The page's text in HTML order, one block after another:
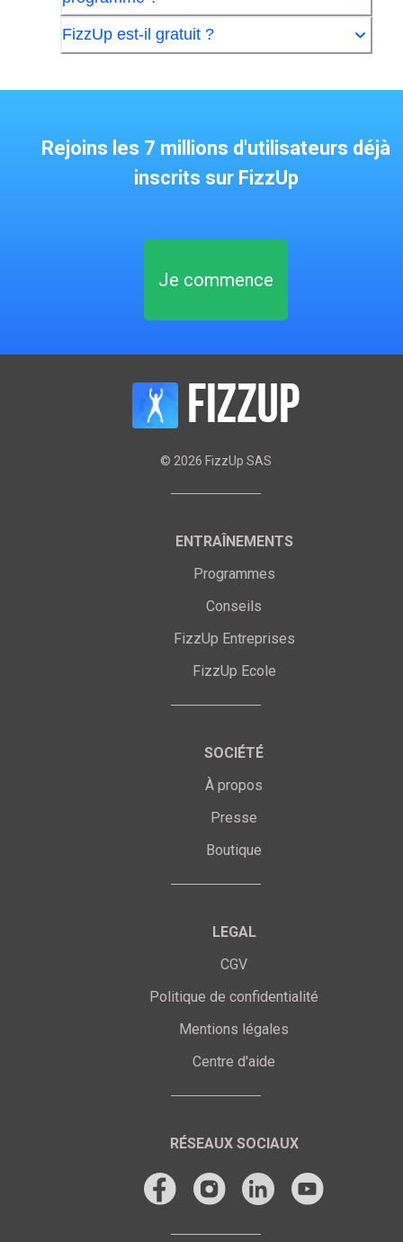
FizzUp est-il gratuit ?
Rejoins les 7 millions d'utilisateurs déjà
inscrits sur FizzUp
Je commence
© 2026 FizzUp SAS
ENTRAÎNEMENTS
Programmes
Conseils
FizzUp Entreprises
FizzUp Ecole
SOCIÉTÉ
À propos
Presse
Boutique
LEGAL
CGV
Politique de confidentialité
Mentions légales
Centre d'aide
RÉSEAUX SOCIAUX